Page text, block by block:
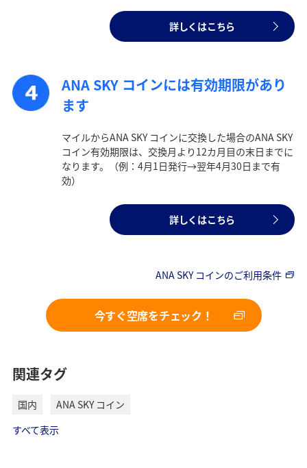
検索する
詳しくはこちら
ANA SKY コインには有効期限があり
ます
マイルからANA SKY コインに交換した場合のANA SKY
コイン有効期限は、交換月より12カ月目の末日までに
なります。（例：4月1日発行→翌年4月30日まで有
効）
詳しくはこちら
ANA SKY コインのご利用条件
今すぐ空席をチェック！
関連タグ
国内
ANA SKY コイン
すべて表示